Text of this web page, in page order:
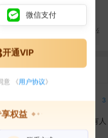
合作1次
化肥有限公
陈
广东汇丰肥业有限公司
3
在外任职
3
作为受益所有人
微信支付
开通VIP
意 《用户协议》
权益